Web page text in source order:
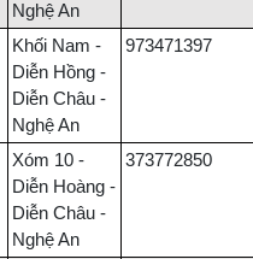
Nghệ An
Khối Nam -
Diễn Hồng -
Diễn Châu -
Nghệ An
973471397
Xóm 10 -
Diễn Hoàng -
Diễn Châu -
Nghệ An
373772850